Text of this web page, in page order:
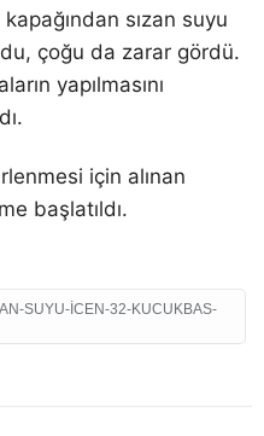
sızan suyu
çoğu da zarar gördü.
yapılmasını
için alınan
başlatıldı.
SUYU-ICEN-32-KUCUKBAS-